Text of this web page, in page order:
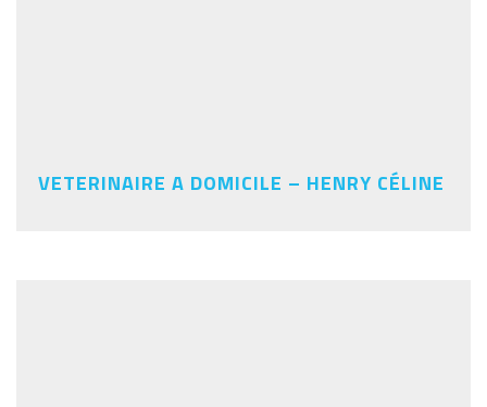
VETERINAIRE A DOMICILE – HENRY CÉLINE